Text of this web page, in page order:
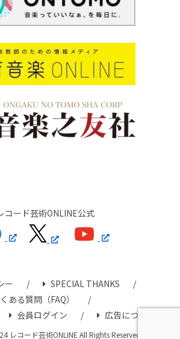
コード芸術ONLINE公式
ー
SPECIAL THANKS
ある質問（FAQ）
会員ログイン 広告について
レコード芸術ONLINE All Rights Reserved.